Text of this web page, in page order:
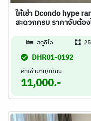
ให้เช่า Dcondo hype
สะดวกครบ ราคาจับต้อ
สตูดิโอ
DHR01-0192
ค่าเช่าบาท/เดือน
11,000.-